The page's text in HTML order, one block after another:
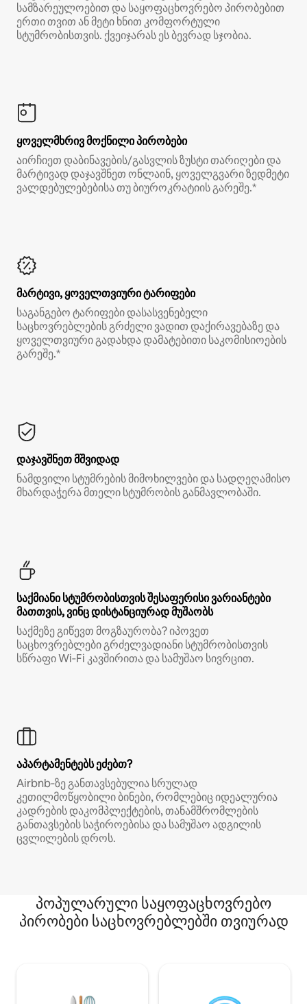
სამზარეულოებით და საყოფაცხოვრებო პირობებით
ერთი თვით ან მეტი ხნით კომფორტული
სტუმრობისთვის. ქვეიჯარას ეს ბევრად სჯობია.
ყოველმხრივ მოქნილი პირობები
აირჩიეთ დაბინავების/გასვლის ზუსტი თარიღები და
მარტივად დაჯავშნეთ ონლაინ, ყოველგვარი ზედმეტი
ვალდებულებებისა თუ ბიუროკრატიის გარეშე.*
მარტივი, ყოველთვიური ტარიფები
საგანგებო ტარიფები დასასვენებელი
საცხოვრებლების გრძელი ვადით დაქირავებაზე და
ყოველთვიური გადახდა დამატებითი საკომისიოების
გარეშე.*
დაჯავშნეთ მშვიდად
ნამდვილი სტუმრების მიმოხილვები და სადღეღამისო
მხარდაჭერა მთელი სტუმრობის განმავლობაში.
საქმიანი სტუმრობისთვის შესაფერისი ვარიანტები
მათთვის, ვინც დისტანციურად მუშაობს
საქმეზე გიწევთ მოგზაურობა? იპოვეთ
საცხოვრებლები გრძელვადიანი სტუმრობისთვის
სწრაფი Wi‑Fi კავშირითა და სამუშაო სივრცით.
აპარტამენტებს ეძებთ?
Airbnb‑ზე განთავსებულია სრულად
კეთილმოწყობილი ბინები, რომლებიც იდეალურია
კადრების დაკომპლექტების, თანამშრომლების
განთავსების საჭიროებისა და სამუშაო ადგილის
ცვლილების დროს.
პოპულარული საყოფაცხოვრებო
პირობები საცხოვრებლებში თვიურად